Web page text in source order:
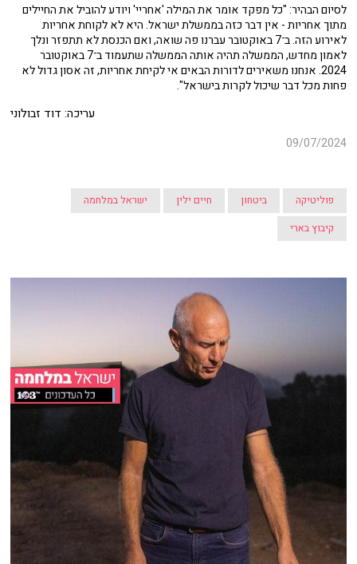
לסיום הבהיר: "כל מפקד אומר את המילה 'אחריי' ויודע להוביל את החיילים
מתוך אחריות - אין דבר כזה בממשלת ישראל. היא לא לקוחת אחריות
לאירוע הזה. ב־7 באוקטובר עברנו פה שואה, ואם הכנסת לא תתפזר ונלך
לאמון מחדש, הממשלה תהיה אותה הממשלה שתעמוד ב־7 באוקטובר
2024. אנחנו משאירים לדורות הבאים אי לקיחת אחריות, זה אסון גדול לא
פחות מכל דבר שיכול לקרות בישראל".
עריכה: דוד זבולוני
09/07/2024
פוליטיקה ביטחון חיים ילין
ישראל במלחמה
קיבוץ בארי